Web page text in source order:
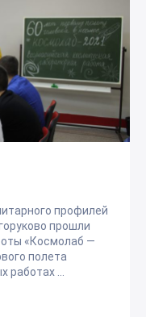
профилей
прошли
«Космолаб —
полета
...